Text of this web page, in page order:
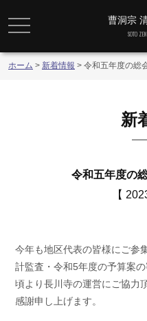
曹洞宗
SOTO ZEN
ホーム > 新着情報 > 令和五年度の総
新
令和五年度の
【
今年も地区代表の皆様にご参
計監査・令和5年度の予算案
頃より長川寺の運営にご協力
感謝申し上げます。